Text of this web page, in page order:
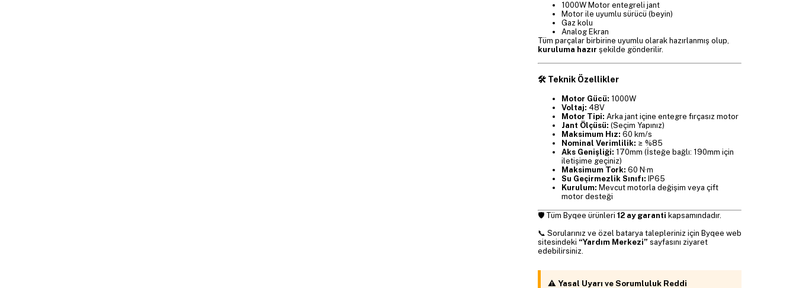
1000W Motor entegreli jant
Motor ile uyumlu sürücü (beyin)
Gaz kolu
Analog Ekran
Tüm parçalar birbirine uyumlu olarak hazırlanmış olup,
kuruluma hazır şekilde gönderilir.
🛠️ Teknik Özellikler
Motor Gücü: 1000W
Voltaj: 48V
Motor Tipi: Arka jant içine entegre fırçasız motor
Jant Ölçüsü: (Seçim Yapınız)
Maksimum Hız: 60 km/s
Nominal Verimlilik: ≥ %85
Aks Genişliği: 170mm (İsteğe bağlı: 190mm için
iletişime geçiniz)
Maksimum Tork: 60 N·m
Su Geçirmezlik Sınıfı: IP65
Kurulum: Mevcut motorla değişim veya çift
motor desteği
🛡️ Tüm Byqee ürünleri 12 ay garanti kapsamındadır.
📞 Sorularınız ve özel batarya talepleriniz için Byqee web
sitesindeki “Yardım Merkezi” sayfasını ziyaret
edebilirsiniz.
⚠️ Yasal Uyarı ve Sorumluluk Reddi